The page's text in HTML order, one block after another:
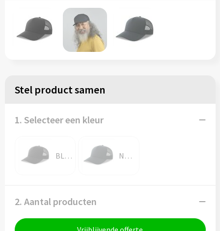
Stel product samen
1. Selecteer een kleur
BLACK / BLACK NAVY / NAVY
2. Aantal producten